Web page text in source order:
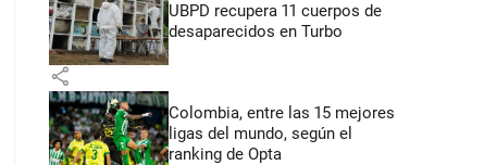
UBPD recupera 11 cuerpos de
desaparecidos en Turbo
share
Colombia, entre las 15 mejores
ligas del mundo, según el
ranking de Opta